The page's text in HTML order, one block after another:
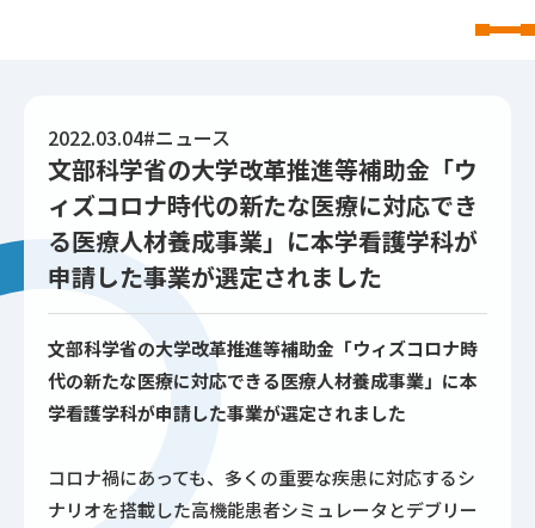
2022.03.04#ニュース
文部科学省の大学改革推進等補助金「ウ
ィズコロナ時代の新たな医療に対応でき
る医療人材養成事業」に本学看護学科が
申請した事業が選定されました
文部科学省の大学改革推進等補助金「ウィズコロナ時
代の新たな医療に対応できる医療人材養成事業」に本
学看護学科が申請した事業が選定されました
コロナ禍にあっても、多くの重要な疾患に対応するシ
ナリオを搭載した高機能患者シミュレータとデブリー